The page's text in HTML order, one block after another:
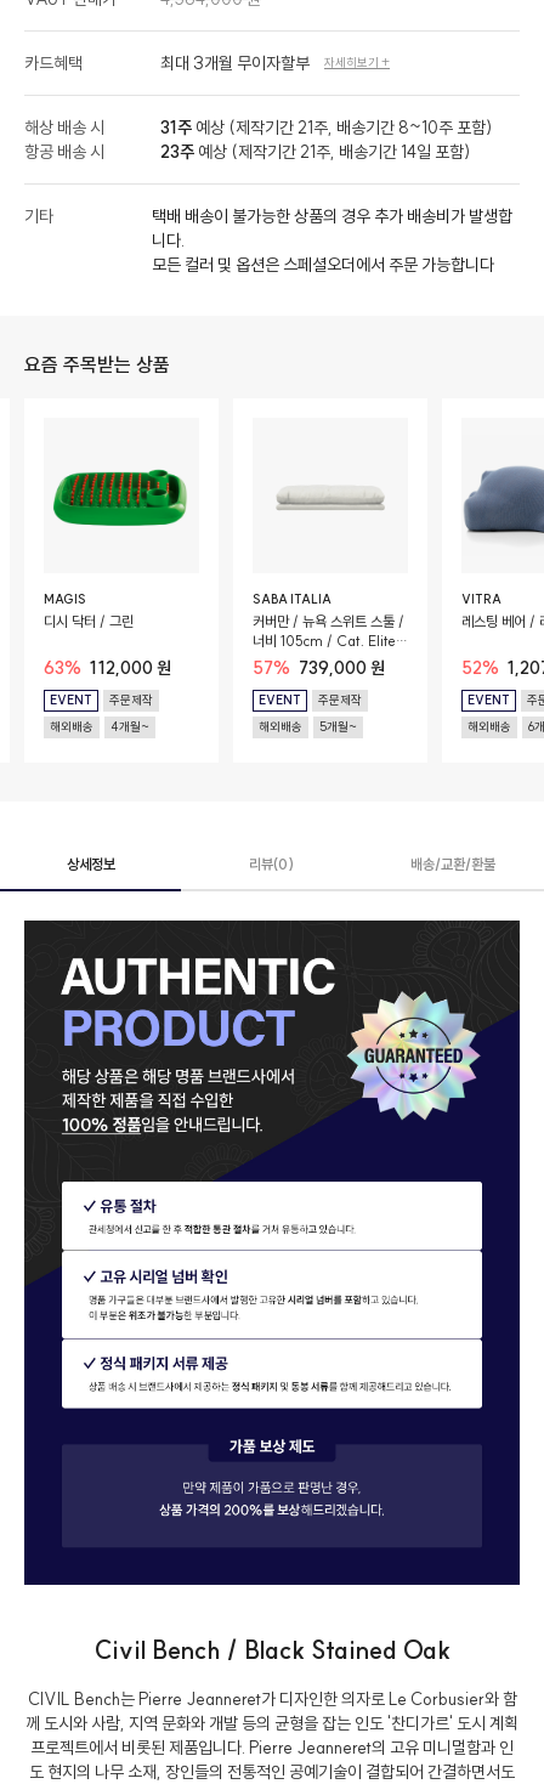
카드혜택 최대 3개월 무이자할부 자세히보기 +
해상 배송 시 31주 예상 (제작기간 21주, 배송기간 8~10주 포함)
항공 배송 시
23주 예상 (제작기간 21주, 배송기간 14일 포함)
기타
택배 배송이 불가능한 상품의 경우 추가 배송비가 발생합
니다.
모든 컬러 및 옵션은 스페셜오더에서 주문 가능합니다
요즘 주목받는 상품
MAGIS
디시 닥터 / 그린
63% 112,000 원
EVENT
주문제작
해외배송
4개월~
SABA ITALIA
커버만 / 뉴욕 스위트 스툴 /
너비 105cm / Cat. Elite
(Teddy 01-1)
57% 739,000 원
EVENT
주문제작
해외배송
5개월~
VITRA
레스팅 베어 /
52%
EVENT
주
해외배송
6
상세정보 리뷰(0) 배송/교환/환불
Civil Bench / Black Stained Oak
CIVIL Bench는 Pierre Jeanneret가 디자인한 의자로 Le Corbusier와 함
께 도시와 사람, 지역 문화와 개발 등의 균형을 잡는 인도 '찬디가르' 도시 계획
프로젝트에서 비롯된 제품입니다. Pierre Jeanneret의 고유 미니멀함과 인
도 현지의 나무 소재, 장인들의 전통적인 공예기술이 결합되어 간결하면서도